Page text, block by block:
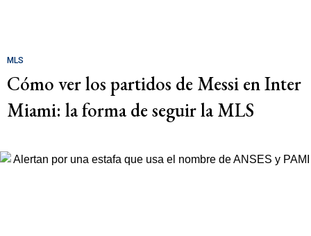
MLS
Cómo ver los partidos de Messi en Inter
Miami: la forma de seguir la MLS